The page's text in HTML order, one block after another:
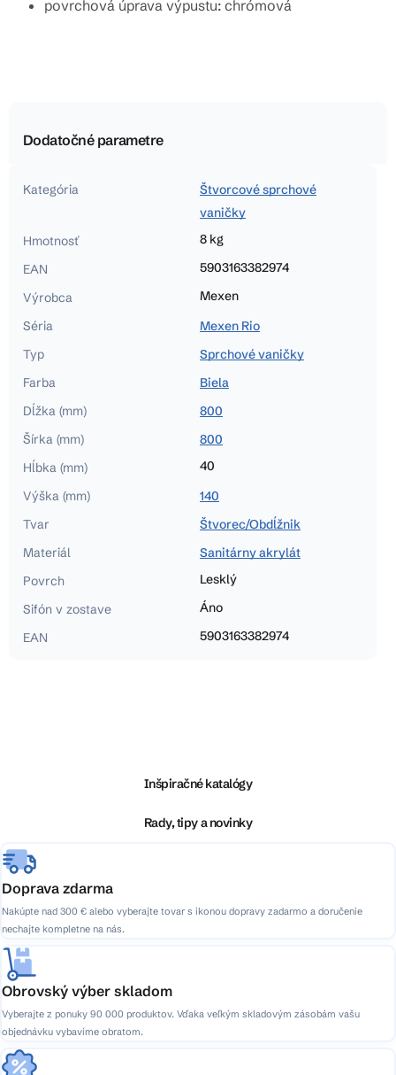
povrchová úprava výpustu: chrómová
Dodatočné parametre
Kategória
Štvorcové sprchové
vaničky
Hmotnosť
8 kg
EAN
5903163382974
Výrobca
Mexen
Séria
Mexen Rio
Typ
Sprchové vaničky
Farba
Biela
Dĺžka (mm)
800
Šírka (mm)
800
Hĺbka (mm)
40
Výška (mm)
140
Tvar
Štvorec/Obdĺžnik
Materiál
Sanitárny akrylát
Povrch
Lesklý
Sifón v zostave
Áno
EAN
5903163382974
e
Inšpiračné katalógy
Rady, tipy a novinky
Doprava zdarma
Nakúpte nad 300 € alebo vyberajte tovar s ikonou dopravy zadarmo a doručenie
nechajte kompletne na nás.
Obrovský výber skladom
Vyberajte z ponuky 90 000 produktov. Vďaka veľkým skladovým zásobám vašu
objednávku vybavíme obratom.